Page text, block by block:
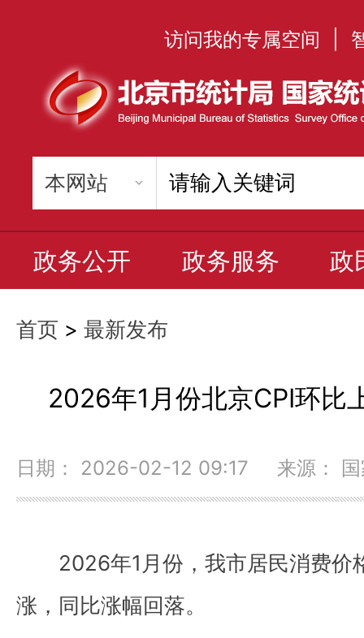
访问我的专属空间
政务公开 政务服务 政
首页 > 最新发布
2026年1月份北京CPI环比
日期： 2026-02-12 09:17 来源： 国
2026年1月份，我市居民消费价
涨，同比涨幅回落。